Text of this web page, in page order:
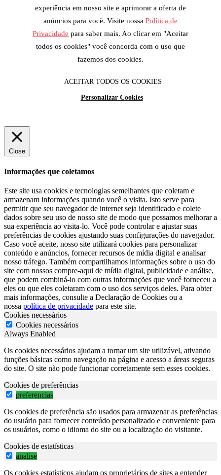
experiência em nosso site e aprimorar a oferta de
anúncios para você. Visite nossa Política de
Privacidade para saber mais. Ao clicar em "Aceitar
todos os cookies" você concorda com o uso que
fazemos dos cookies.
ACEITAR TODOS OS COOKIES
Personalizar Cookies
Close
Informações que coletamos
Este site usa cookies e tecnologias semelhantes que coletam e
armazenam informações quando você o visita. Isto serve para
permitir que seu navegador de internet seja identificado e colete
dados sobre seu uso de nosso site de modo que possamos melhorar a
sua experiência ao visita-lo. Você pode controlar e ajustar suas
preferências de cookies ajustando suas configurações do navegador.
Caso você aceite, nosso site utilizará cookies para personalizar
conteúdo e anúncios, fornecer recursos de mídia digital e analisar
nosso tráfego. Também compartilhamos informações sobre o uso do
site com nossos compre-aqui de mídia digital, publicidade e análise,
que podem combiná-lo com outras informações que você forneceu a
eles ou que eles coletaram com o uso dos serviços deles. Para obter
mais informações, consulte a Declaração de Cookies ou a
nossa política de privacidade para este site.
Cookies necessários
Cookies necessários
Always Enabled
Os cookies necessários ajudam a tornar um site utilizável, ativando
funções básicas como navegação na página e acesso a áreas seguras
do site. O site não pode funcionar corretamente sem esses cookies.
Cookies de preferências
preferencias
Os cookies de preferência são usados para armazenar as preferências
do usuário para fornecer conteúdo personalizado e conveniente para
os usuários, como o idioma do site ou a localização do visitante.
Cookies de estatísticas
analise
Os cookies estatísticos ajudam os proprietários de sites a entender